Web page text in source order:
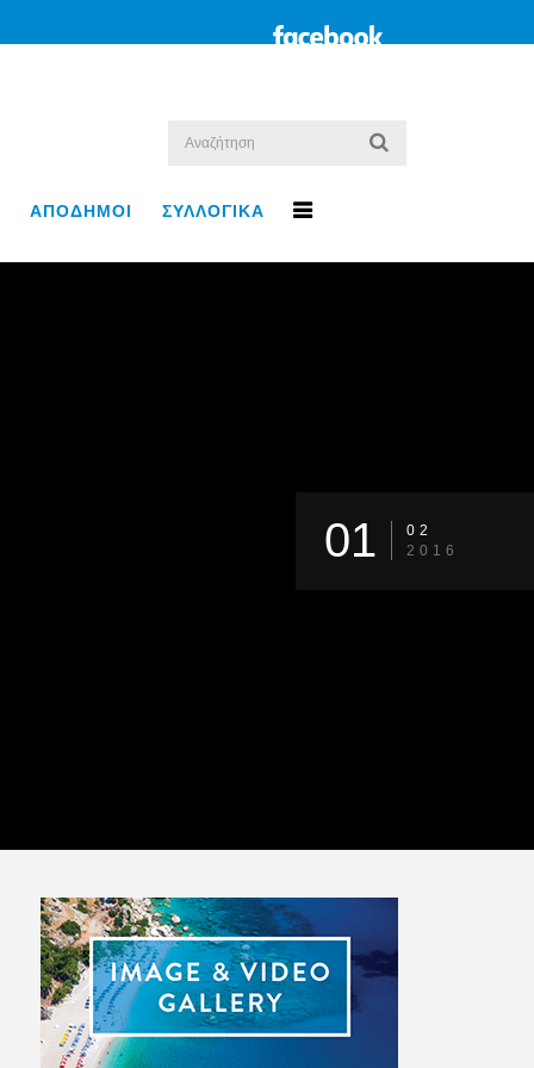
ΑΠΟΔΗΜΟΙ ΣΥΛΛΟΓΙΚΑ
01
02
2016